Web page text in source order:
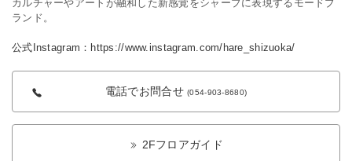
カルチャーやアートが融和した新感覚をシャープに表現するモードブ
ランド。
公式Instagram：https://www.instagram.com/hare_shizuoka/
電話でお問合せ(054-903-8680)
2Fフロアガイド